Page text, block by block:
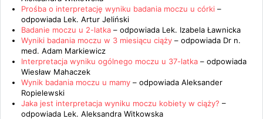
Prośba o interpretację wyniku badania moczu u córki –
odpowiada Lek. Artur Jeliński
Badanie moczu u 2-latka – odpowiada Lek. Izabela Ławnicka
Wyniki badania moczu w 3 miesiącu ciąży – odpowiada Dr n.
med. Adam Markiewicz
Interpretacja wyniku ogólnego moczu u 37-latka – odpowiada
Wiesław Mahaczek
Wynik badania moczu u mamy – odpowiada Aleksander
Ropielewski
Jaka jest interpretacja wyniku moczu kobiety w ciąży? –
odpowiada Lek. Aleksandra Witkowska